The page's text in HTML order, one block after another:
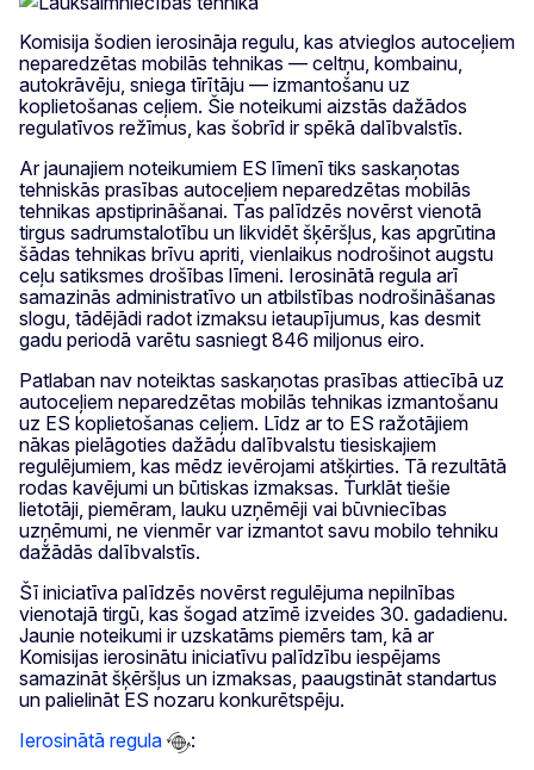
Komisija šodien ierosināja regulu, kas atvieglos autoceļiem
neparedzētas mobilās tehnikas — celtņu, kombainu,
autokrāvēju, sniega tīrītāju — izmantošanu uz
koplietošanas ceļiem. Šie noteikumi aizstās dažādos
regulatīvos režīmus, kas šobrīd ir spēkā dalībvalstīs.
Ar jaunajiem noteikumiem ES līmenī tiks saskaņotas
tehniskās prasības autoceļiem neparedzētas mobilās
tehnikas apstiprināšanai. Tas palīdzēs novērst vienotā
tirgus sadrumstalotību un likvidēt šķēršļus, kas apgrūtina
šādas tehnikas brīvu apriti, vienlaikus nodrošinot augstu
ceļu satiksmes drošības līmeni. Ierosinātā regula arī
samazinās administratīvo un atbilstības nodrošināšanas
slogu, tādējādi radot izmaksu ietaupījumus, kas desmit
gadu periodā varētu sasniegt 846 miljonus eiro.
Patlaban nav noteiktas saskaņotas prasības attiecībā uz
autoceļiem neparedzētas mobilās tehnikas izmantošanu
uz ES koplietošanas ceļiem. Līdz ar to ES ražotājiem
nākas pielāgoties dažādu dalībvalstu tiesiskajiem
regulējumiem, kas mēdz ievērojami atšķirties. Tā rezultātā
rodas kavējumi un būtiskas izmaksas. Turklāt tiešie
lietotāji, piemēram, lauku uzņēmēji vai būvniecības
uzņēmumi, ne vienmēr var izmantot savu mobilo tehniku
dažādās dalībvalstīs.
Šī iniciatīva palīdzēs novērst regulējuma nepilnības
vienotajā tirgū, kas šogad atzīmē izveides 30. gadadienu.
Jaunie noteikumi ir uzskatāms piemērs tam, kā ar
Komisijas ierosinātu iniciatīvu palīdzību iespējams
samazināt šķēršļus un izmaksas, paaugstināt standartus
un palielināt ES nozaru konkurētspēju.
Ierosinātā regula
: